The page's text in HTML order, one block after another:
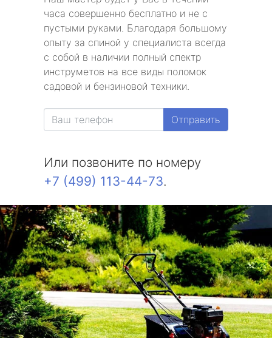
часа совершенно бесплатно и не с
пустыми руками. Благодаря большому
опыту за спиной у специалиста всегда
с собой в наличии полный спектр
инструметов на все виды поломок
садовой и бензиновой техники.
Отправить
Или позвоните по номеру
+7 (499) 113-44-73.